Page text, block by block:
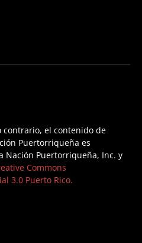
contrario, el contenido de
Puertorriqueña es
Nación Puertorriqueña, Inc. y
Commons
3.0 Puerto Rico.